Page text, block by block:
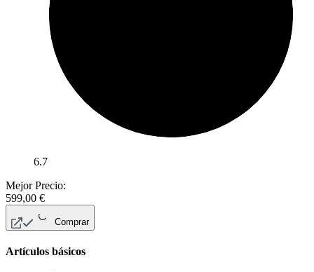
6.7
Mejor Precio:
599,00 €
Comprar
Artículos básicos